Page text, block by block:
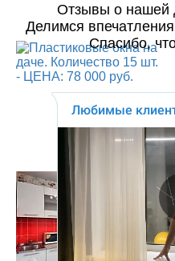
Отзывы о нашей
Делимся
Спасибо,